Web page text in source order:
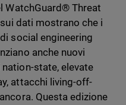
WatchGuard® Threat
dati mostrano che i
social engineering
anche nuovi
state, elevate
attacchi living-off-
Questa edizione